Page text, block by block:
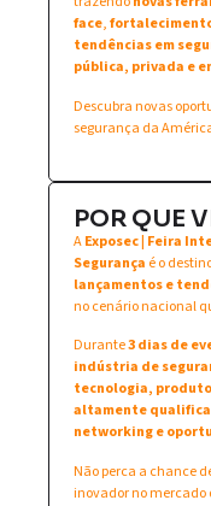
face,
tendências em
pública, privada e
Descubra novas
segurança da
POR QUE
AExposec | Feira
Segurança é o
lançamentos e
no cenário nacional
Durante3 dias de
indústria de
tecnologia,
altamente
networking e
Não perca a chance
inovador no mercado